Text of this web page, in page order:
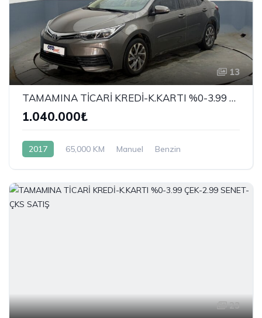
13
TAMAMINA TİCARİ KREDİ-K.KARTI %0-3.99 ÇEK-2.99 SENET-ÇKS SATIŞ
1.040.000₺
2017 65,000 KM Manuel
Benzin
23